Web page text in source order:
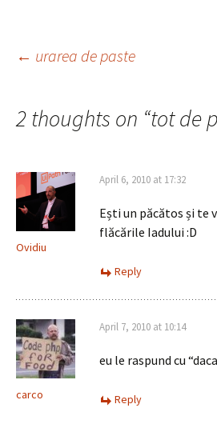
Post
navigation
← urarea de paste
2 thoughts on “tot de
Ovidiu
April 6, 2010 at 17:32
Ești un păcătos și te
flăcările Iadului :D
Reply
carco
April 7, 2010 at 10:14
eu le raspund cu
Reply